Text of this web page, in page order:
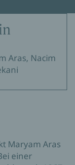
Aras, Nacim
Maryam Aras
einer